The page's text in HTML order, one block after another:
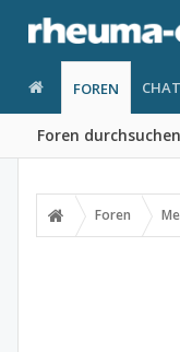
FOREN
Foren durchsuchen
CHAT
Foren